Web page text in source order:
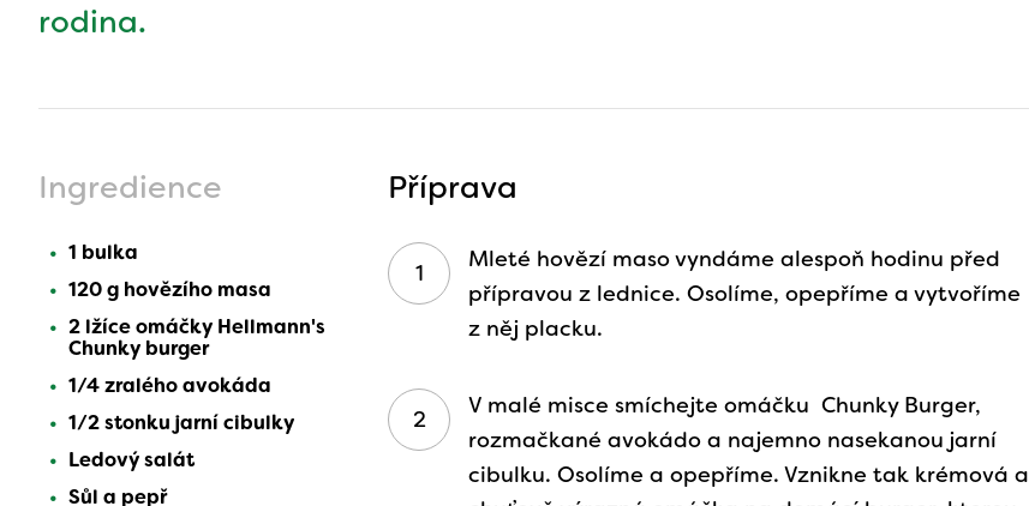
rodina.
Ingredience
1 bulka
120 g hovězího masa
2 lžíce omáčky Hellmann's
Chunky burger
1/4 zralého avokáda
1/2 stonku jarní cibulky
Ledový salát
Sůl a pepř
Příprava
Mleté hovězí maso vyndáme alespoň hodinu před
přípravou z lednice. Osolíme, opepříme a vytvoříme
z něj placku.
V malé misce smíchejte omáčku Chunky Burger,
rozmačkané avokádo a najemno nasekanou jarní
cibulku. Osolíme a opepříme. Vznikne tak krémová a